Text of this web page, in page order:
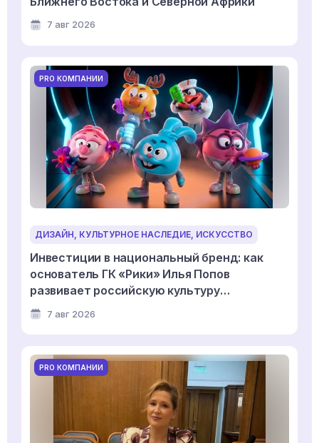
7 авг 2026
PRO КОМПАНИИ
ДИЗАЙН, КУЛЬТУРНОЕ НАСЛЕДИЕ, ИСКУССТВО
Инвестиции в национальный бренд: как
основатель ГК «Рики» Илья Попов
развивает российскую культуру
дизайнерской игрушки
7 авг 2026
PRO КОМПАНИИ